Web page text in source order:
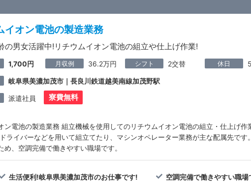
イオン電池の製造業務
の男女活躍中!リチウムイオン電池の組立や仕上げ作業!
1,700円 月収例 36.2万円 シフト 2交替 休日
岐阜県美濃加茂市｜長良川鉄道越美南線加茂野駅
派遣社員 寮費無料
ン電池の製造業務 組立機械を使用してのリチウムイオン電池の組立・仕上げ作
ライバーなどを用いて組立てたり、マシンオペレーター業務が主な配属先です
め、空調完備で働きやすい職場です。
生活便利!岐阜県美濃加茂市のお仕事です! 空調完備で働きやすい職場